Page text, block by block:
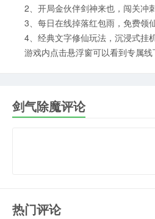
2、开局金伙伴剑神来也，闯关冲
3、每日在线掉落红包雨，免费领
4、经典文字修仙玩法，沉浸式挂
游戏内点击悬浮窗可以看到专属
剑气除魔评论
热门评论